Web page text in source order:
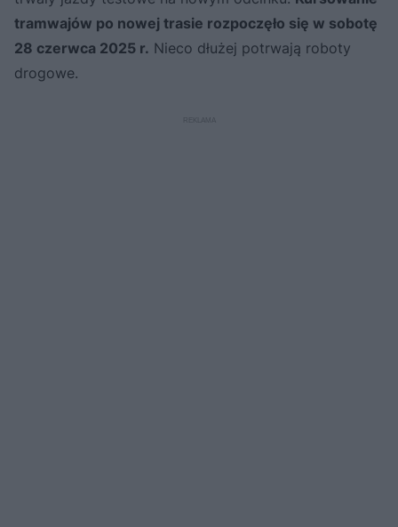
tramwajów po nowej trasie rozpoczęło się w sobotę
28 czerwca 2025 r. Nieco dłużej potrwają roboty
drogowe.